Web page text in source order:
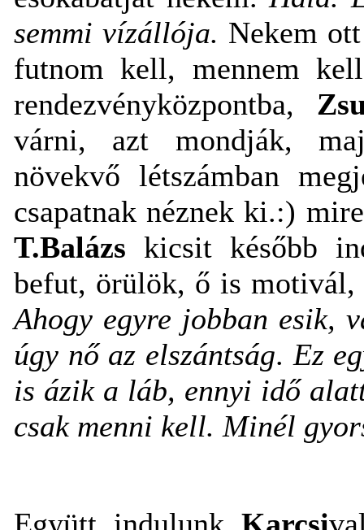
semmi vízállója. Nekem
futnom kell, mennem
rendezvényközpontba,
várni, azt mondják,
növekvő létszámban
csapatnak néznek ki.:)
T.Balázs kicsit később
befut, örülök, ő is motivál,
Ahogy egyre jobban esik,
úgy nő az elszántság. Ez
is ázik a láb, ennyi idő
csak menni kell. Minél